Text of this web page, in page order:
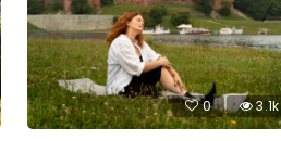
0 3.1k